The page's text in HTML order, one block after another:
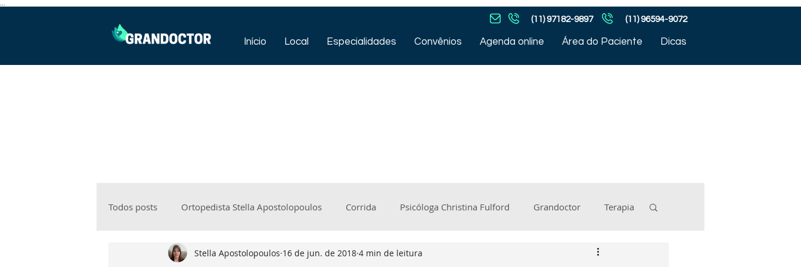
(11) 97182-9897 (11) 96594-9072
Início Local Especialidades Convênios Agenda online Área do Paciente Dicas
Todos posts Ortopedista Stella Apostolopoulos Corrida Psicóloga Christina Fulford Grandoctor Terapia
Ortopedia nutrição bem estar Compulsão Bianca Pierani Thiago Bhering
Stella Apostolopoulos 16 de jun. de 2018 4 min de leitura